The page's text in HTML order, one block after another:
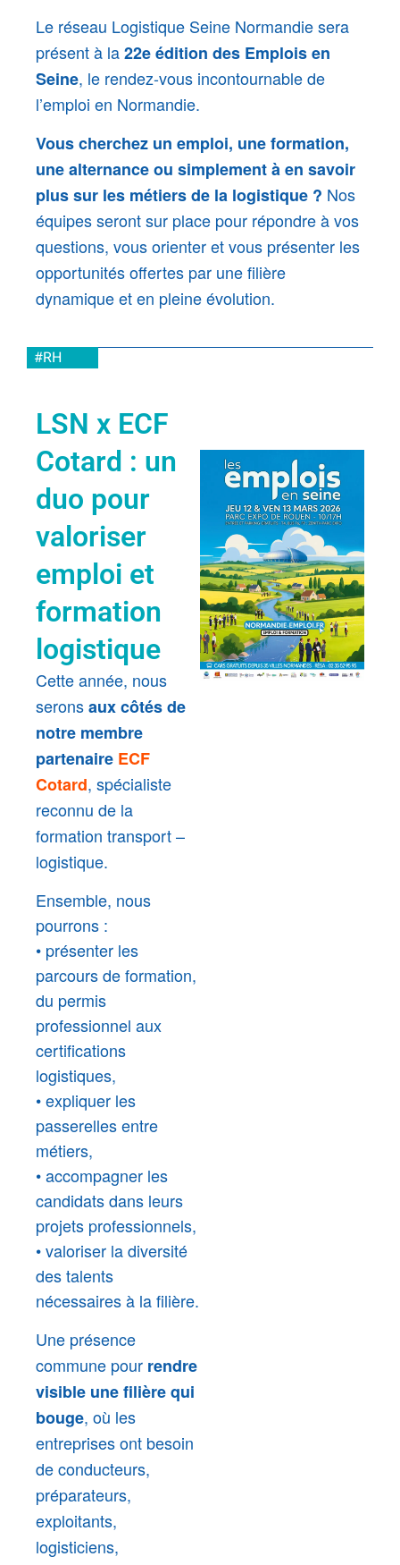
Le réseau Logistique Seine Normandie sera
présent à la22e édition des Emplois en
Seine, le rendez-vous incontournable de
l’emploi en Normandie.
Vous cherchez un emploi, une formation,
une alternance ou simplement à en savoir
plus sur les métiers de la logistique ? Nos
équipes seront sur place pour répondre à vos
questions, vous orienter et vous présenter les
opportunités offertes par une filière
dynamique et en pleine évolution.
#RH
LSN x ECF
Cotard : un
duo pour
valoriser
emploi et
formation
logistique
Cette année, nous
seronsaux côtés de
notre membre
partenaire ECF
Cotard, spécialiste
reconnu de la
formation transport –
logistique.
Ensemble, nous
pourrons :
• présenter les
parcours de formation,
du permis
professionnel aux
certifications
logistiques,
• expliquer les
passerelles entre
métiers,
• accompagner les
candidats dans leurs
projets professionnels,
• valoriser la diversité
des talents
nécessaires à la filière.
Une présence
commune pour rendre
visible une filière qui
bouge, où les
entreprises ont besoin
de conducteurs,
préparateurs,
exploitants,
logisticiens,